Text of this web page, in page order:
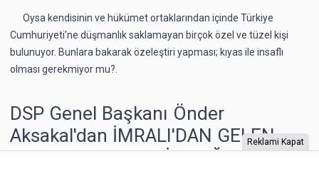
Oysa kendisinin ve hükümet ortaklarından içinde Türkiye
Cumhuriyeti’ne düşmanlık saklamayan birçok özel ve tüzel kişi
bulunuyor. Bunlara bakarak özeleştiri yapması; kıyas ile insaflı
olması gerekmiyor mu?.
DSP Genel Başkanı Önder
Aksakal'dan İMRALI'DAN GELEN
MESAJ: GERÇEK BİR ÇAĞRI MI,
Reklami Kapat